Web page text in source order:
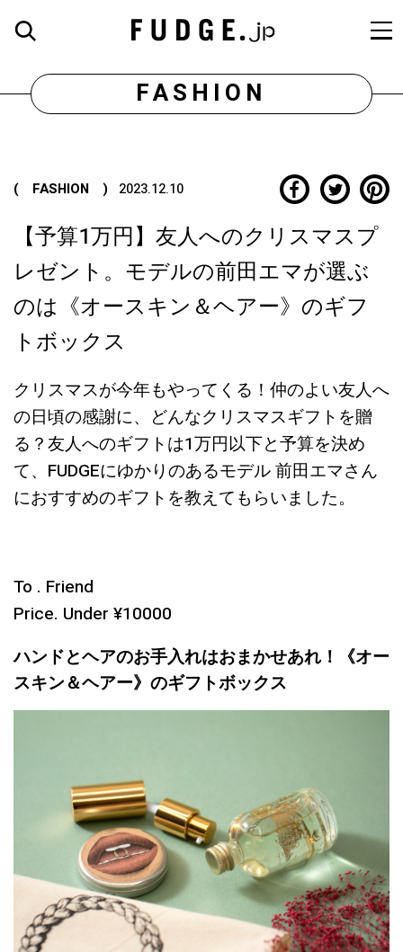
FASHION
( FASHION ) 2023.12.10
【予算1万円】友人へのクリスマスプ
レゼント。モデルの前田エマが選ぶ
のは《オースキン＆ヘアー》のギフ
トボックス
クリスマスが今年もやってくる！仲のよい友人へ
の日頃の感謝に、どんなクリスマスギフトを贈
る？友人へのギフトは1万円以下と予算を決め
て、FUDGEにゆかりのあるモデル 前田エマさん
におすすめのギフトを教えてもらいました。
To . Friend
Price. Under ¥10000
ハンドとヘアのお手入れはおまかせあれ！《オー
スキン＆ヘアー》のギフトボックス